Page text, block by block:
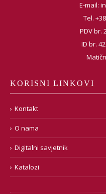
E-mail:
Tel.
PDV br.
ID br.
KORISNI LINKOVI
Kontakt
O nama
Digitalni savjetnik
Katalozi